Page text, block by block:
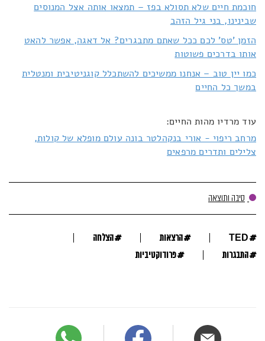
חוכמת חיים שלא תסולא בפז – תמצאו אותה אצל המנוסים
שבינינו, בני גיל הזהב
הזמן 'טס' לכם ככל שאתם מתבגרים? אל דאגה, אפשר להאט
אותו בדרכים פשוטות
כמו יין טוב – אנחנו ממשיכים להשתכלל קוגניטיבית ומנטלית
במשך כל החיים
עוד מרדיו מהות החיים:
מרחב ריפוי - אורי בנקהלטר בונה עולם מופלא של קולות,
צלילים ותדרים מרפאים
סיבה ותוצאה
#
TED
#הרצאות #הצלחה
#התבגרות #פרודוקטיביות